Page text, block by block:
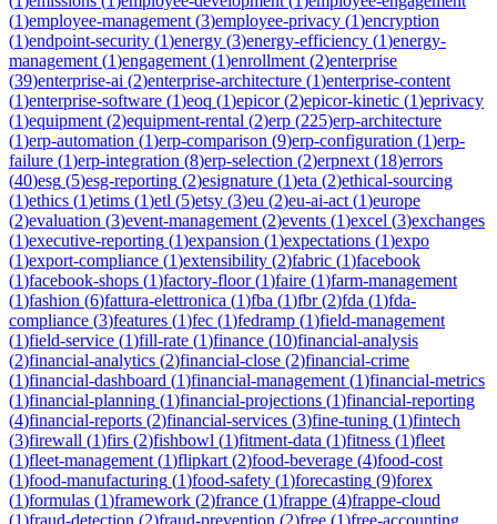
(1)employee-management (3)employee-privacy (1)encryption
(1)endpoint-security (1)energy (3)energy-efficiency (1)energy-
management (1)engagement (1)enrollment (2)enterprise
(39)enterprise-ai (2)enterprise-architecture (1)enterprise-content
(1)enterprise-software (1)eoq (1)epicor(2)epicor-kinetic (1)eprivacy
(1)equipment (2)equipment-rental (2)erp (225)erp-architecture
(1)erp-automation (1)erp-comparison (9)erp-configuration (1)erp-
failure (1)erp-integration (8)erp-selection (2)erpnext (18)errors
(40)esg (5)esg-reporting (2)esignature (1)eta (2)ethical-sourcing
(1)ethics (1)etims (1)etl (5)etsy (3)eu (2)eu-ai-act (1)europe
(2)evaluation (3)event-management (2)events (1)excel (3)exchanges
(1)executive-reporting (1)expansion (1)expectations (1)expo
(1)export-compliance (1)extensibility (2)fabric (1)facebook
(1)facebook-shops (1)factory-floor(1)faire (1)farm-management
(1)fashion (6)fattura-elettronica (1)fba (1)fbr(2)fda (1)fda-
compliance (3)features (1)fec (1)fedramp (1)field-management
(1)field-service (1)fill-rate (1)finance (10)financial-analysis
(2)financial-analytics (2)financial-close (2)financial-crime
(1)financial-dashboard (1)financial-management (1)financial-metrics
(1)financial-planning (1)financial-projections (1)financial-reporting
(4)financial-reports (2)financial-services (3)fine-tuning (1)fintech
(3)firewall (1)firs (2)fishbowl (1)fitment-data (1)fitness (1)fleet
(1)fleet-management (1)flipkart (2)food-beverage (4)food-cost
(1)food-manufacturing (1)food-safety (1)forecasting (9)forex
(1)formulas (1)framework (2)france (1)frappe (4)frappe-cloud
(1)fraud-detection (2)fraud-prevention (2)free (1)free-accounting